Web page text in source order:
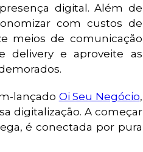
digital. Além de
com custos de
meios de comunicação
delivery e aproveite as
lançado Oi Seu Negócio,
digitalização. A começar
é conectada por pura